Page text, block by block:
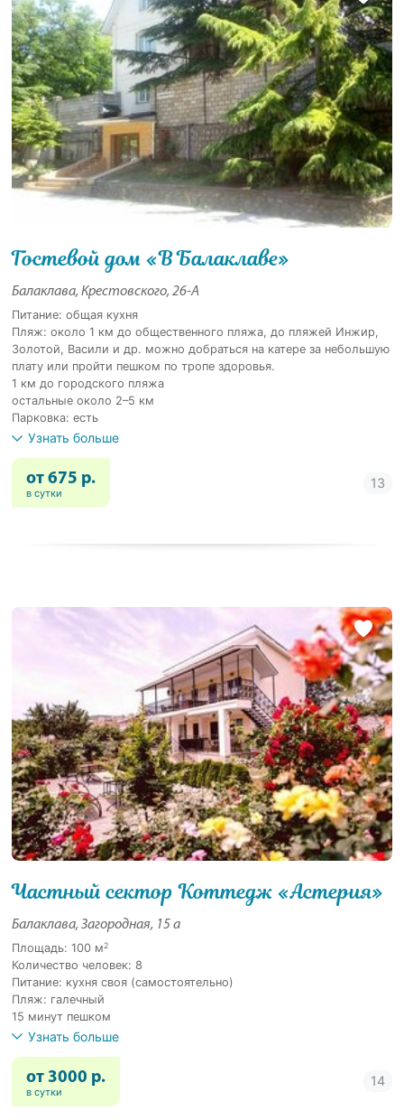
Гостевой дом «В Балаклаве»
Балаклава, Крестовского, 26-А
Питание: общая кухня
Пляж: около 1 км до общественного пляжа, до пляжей Инжир,
Золотой, Васили и др. можно добраться на катере за небольшую
плату или пройти пешком по тропе здоровья.
1 км до городского пляжа
остальные около 2–5 км
Парковка: есть
Узнать больше
от 675 р.
в сутки
Частный сектор Коттедж «Астерия»
Балаклава, Загородная, 15 а
Площадь: 100 м2
Количество человек: 8
Питание: кухня своя (самостоятельно)
Пляж: галечный
15 минут пешком
Узнать больше
от 3000 р.
в сутки